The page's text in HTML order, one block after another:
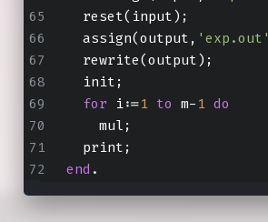
  reset(input);
  assign(output,
'exp.out'
  rewrite(output);
  init;
for i:=1 to m- 1 do
    mul;
  print;
end .